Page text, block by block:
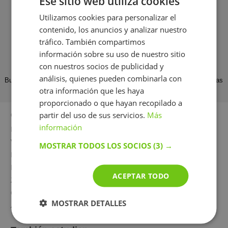
🔍Control de calidad de la enseñanza
Analizamos los comentarios de los alumnos y nos
comunicamos con los profesionales para mejorar
el servicio
BuscaTuProfesor Profesor Clases Particulares Quimica Algeciras
Otras ciudades
Madrid
Valencia
Santander
Las Palmas de Gran Canaria
Bilbao
Málaga
Zaragoza
Sevilla
Córdoba
Almería
Huelva
Utilizamos cookies para personalizar el
contenido, los anuncios y analizar nuestro
tráfico. También compartimos
información sobre su uso de nuestro sitio
con nuestros socios de publicidad y
análisis, quienes pueden combinarla con
otra información que les haya
proporcionado o que hayan recopilado a
partir del uso de sus servicios. Más
información
MOSTRAR TODOS LOS SOCIOS(3) →
ACEPTAR TODO
MOSTRAR DETALLES